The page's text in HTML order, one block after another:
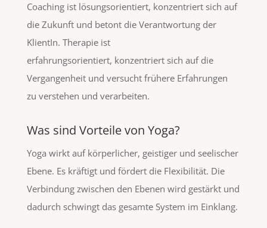
Coaching ist lösungsorientiert, konzentriert sich auf
die Zukunft und betont die Verantwortung der
KlientIn. Therapie ist
erfahrungsorientiert, konzentriert sich auf die
Vergangenheit und versucht frühere Erfahrungen
zu verstehen und verarbeiten.
Was sind Vorteile von Yoga?
Yoga wirkt auf körperlicher, geistiger und seelischer
Ebene. Es kräftigt und fördert die Flexibilität. Die
Verbindung zwischen den Ebenen wird gestärkt und
dadurch schwingt das gesamte System im Einklang.